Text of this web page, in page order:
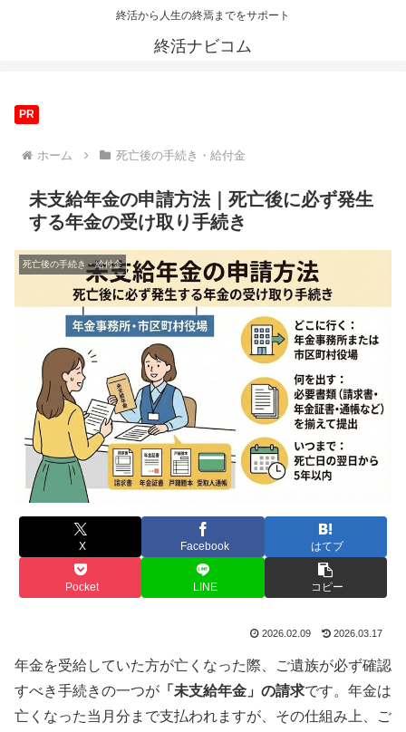
終活から人生の終焉までをサポート
終活ナビコム
PR
ホーム 死亡後の手続き・給付金
未支給年金の申請方法｜死亡後に必ず発生
する年金の受け取り手続き
死亡後の手続き・給付金
X Facebook はてブ
Pocket LINE コピー
2026.02.09 2026.03.17
年金を受給していた方が亡くなった際、ご遺族が必ず確認
すべき手続きの一つが 「未支給年金」の請求です。年金は
亡くなった当月分まで支払われますが、その仕組み上、ご